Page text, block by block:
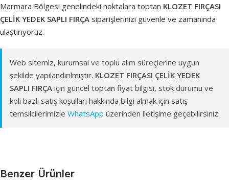
Marmara Bölgesi genelindeki noktalara toptan KLOZET FIRÇASI
ÇELİK YEDEK SAPLI FIRÇA siparişlerinizi güvenle ve zamanında
ulaştırıyoruz.
Web sitemiz, kurumsal ve toplu alım süreçlerine uygun
şekilde yapılandırılmıştır. KLOZET FIRÇASI ÇELİK YEDEK
SAPLI FIRÇA için güncel toptan fiyat bilgisi, stok durumu ve
koli bazlı satış koşulları hakkında bilgi almak için satış
temsilcilerimizle WhatsApp üzerinden iletişime geçebilirsiniz.
Benzer Ürünler